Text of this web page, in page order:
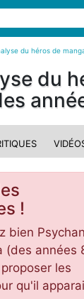
du héros de
du
!
bien
(des années
les
qu'il